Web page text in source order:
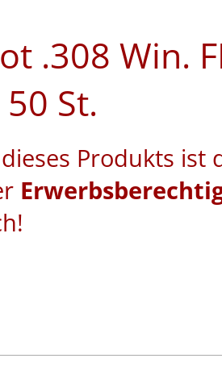
.308 Win.
St.
Produkts ist